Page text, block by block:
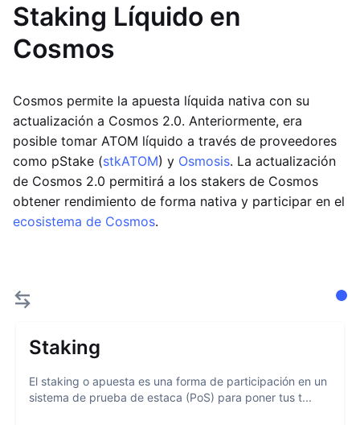
Staking Líquido en
Cosmos
Cosmos permite la apuesta líquida nativa con su
actualización a Cosmos 2.0. Anteriormente, era
posible tomar ATOM líquido a través de proveedores
como pStake (stkATOM) y Osmosis. La actualización
de Cosmos 2.0 permitirá a los stakers de Cosmos
obtener rendimiento de forma nativa y participar en el
ecosistema de Cosmos.
Staking
El staking o apuesta es una forma de participación en un
sistema de prueba de estaca (PoS) para poner tus t...